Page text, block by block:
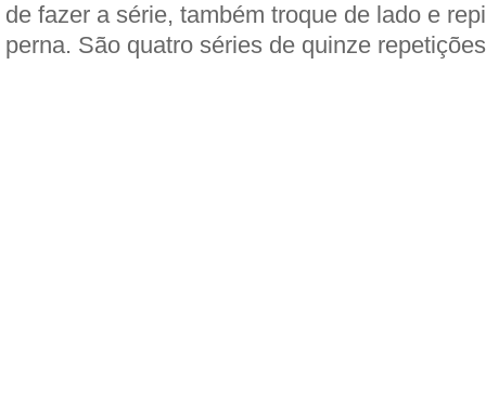
de fazer a série, também troque de lado e
perna. São quatro séries de quinze